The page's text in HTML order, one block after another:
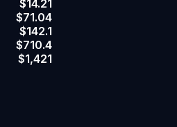
$14.21
$71.04
$142.1
$710.4
$1,421